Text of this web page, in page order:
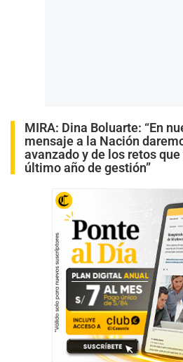
MIRA: Dina Boluarte: “En
mensaje a la Nación
avanzado y de los retos
último año de gestión”